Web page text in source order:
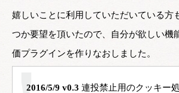
嬉しいことに利用していただいている方
つか要望を頂いたので、自分が欲しい機
価プラグインを作りなおしました。
2016/5/9 v0.3